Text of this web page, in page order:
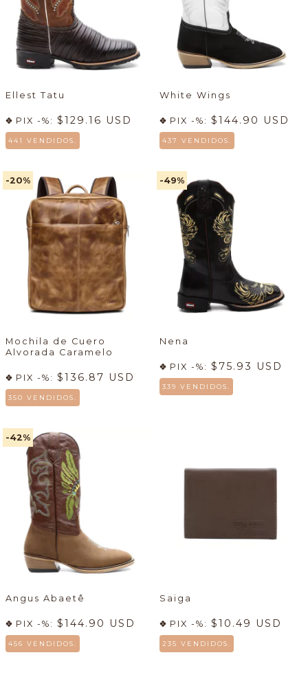
Ellest Tatu
PIX -%: $129.16 USD
441 VENDIDOS.
White Wings
PIX -%: $144.90 USD
437 VENDIDOS.
-20%
Mochila de Cuero
Alvorada Caramelo
PIX -%: $136.87 USD
350 VENDIDOS.
-49%
Nena
PIX -%: $75.93 USD
339 VENDIDOS.
-42%
Angus Abaetê
PIX -%: $144.90 USD
456 VENDIDOS.
Saiga
PIX -%: $10.49 USD
235 VENDIDOS.